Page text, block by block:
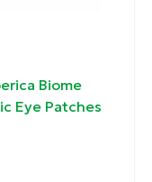
Biome
Eye Patches